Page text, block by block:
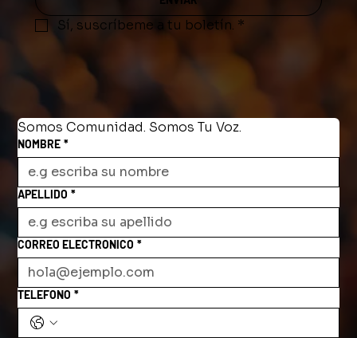
Sí, suscríbeme a tu boletín. *
Somos Comunidad. Somos Tu Voz.
NOMBRE *
APELLIDO *
CORREO ELECTRONICO *
TELEFONO *